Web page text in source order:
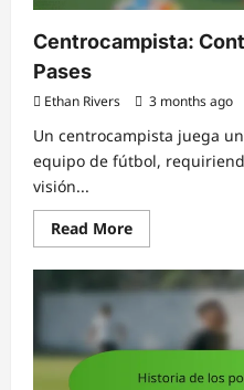
Centrocampista:
Pases
Ethan Rivers 3 months ago
Un centrocampista juega
equipo de fútbol,
visión...
Read MoreRead
more
Control
Pases